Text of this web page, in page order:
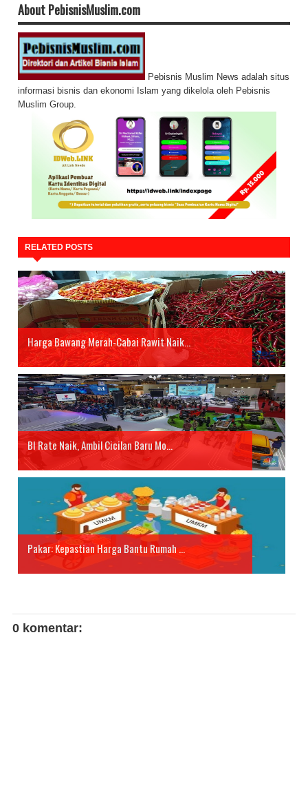
About PebisnisMuslim.com
Pebisnis Muslim News adalah situs
informasi bisnis dan ekonomi Islam yang dikelola oleh Pebisnis
Muslim Group.
RELATED POSTS
Harga Bawang Merah-Cabai Rawit Naik...
BI Rate Naik, Ambil Cicilan Baru Mo...
Pakar: Kepastian Harga Bantu Rumah ...
0 komentar: